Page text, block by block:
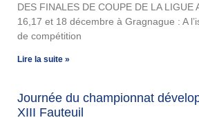
DES FINALES DE COUPE DE LA LIGUE
16,17 et 18 décembre à Gragnague : A
de compétition
Lire la suite »
Journée du championnat
XIII Fauteuil